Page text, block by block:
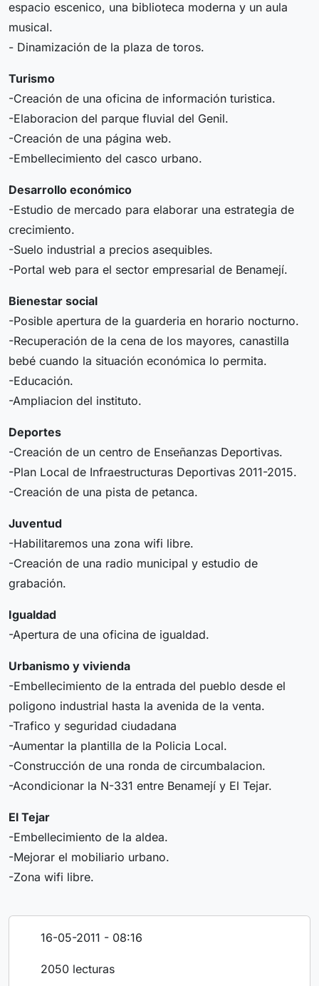
espacio escenico, una biblioteca moderna y un aula
musical.
- Dinamización de la plaza de toros.
Turismo
-Creación de una oficina de información turistica.
-Elaboracion del parque fluvial del Genil.
-Creación de una página web.
-Embellecimiento del casco urbano.
Desarrollo económico
-Estudio de mercado para elaborar una estrategia de
crecimiento.
-Suelo industrial a precios asequibles.
-Portal web para el sector empresarial de Benamejí.
Bienestar social
-Posible apertura de la guarderia en horario nocturno.
-Recuperación de la cena de los mayores, canastilla
bebé cuando la situación económica lo permita.
-Educación.
-Ampliacion del instituto.
Deportes
-Creación de un centro de Enseñanzas Deportivas.
-Plan Local de Infraestructuras Deportivas 2011-2015.
-Creación de una pista de petanca.
Juventud
-Habilitaremos una zona wifi libre.
-Creación de una radio municipal y estudio de
grabación.
Igualdad
-Apertura de una oficina de igualdad.
Urbanismo y vivienda
-Embellecimiento de la entrada del pueblo desde el
poligono industrial hasta la avenida de la venta.
-Trafico y seguridad ciudadana
-Aumentar la plantilla de la Policia Local.
-Construcción de una ronda de circumbalacion.
-Acondicionar la N-331 entre Benamejí y El Tejar.
El Tejar
-Embellecimiento de la aldea.
-Mejorar el mobiliario urbano.
-Zona wifi libre.
16-05-2011 - 08:16
2050 lecturas